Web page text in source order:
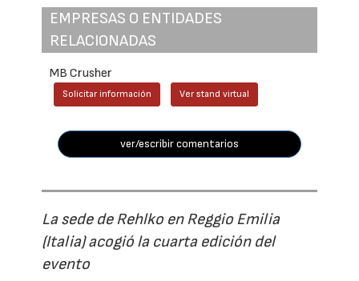
EMPRESAS O ENTIDADES
RELACIONADAS
MB Crusher
Solicitar información Ver stand virtual
ver/escribir comentarios
La sede de Rehlko en Reggio Emilia
(Italia) acogió la cuarta edición del
evento